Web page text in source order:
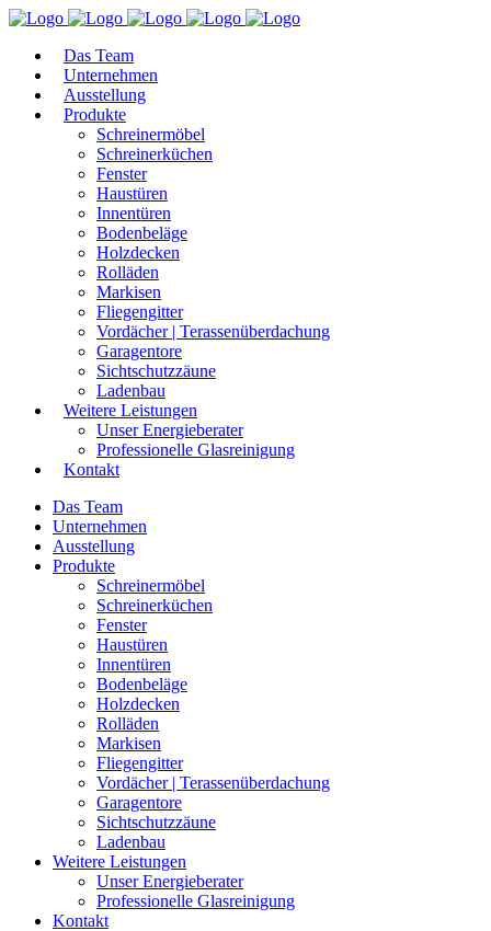
Das Team
Unternehmen
Ausstellung
Produkte
Schreinermöbel
Schreinerküchen
Fenster
Haustüren
Innentüren
Bodenbeläge
Holzdecken
Rolläden
Markisen
Fliegengitter
Vordächer | Terassenüberdachung
Garagentore
Sichtschutzzäune
Ladenbau
Weitere Leistungen
Unser Energieberater
Professionelle Glasreinigung
Kontakt
Das Team
Unternehmen
Ausstellung
Produkte
Schreinermöbel
Schreinerküchen
Fenster
Haustüren
Innentüren
Bodenbeläge
Holzdecken
Rolläden
Markisen
Fliegengitter
Vordächer | Terassenüberdachung
Garagentore
Sichtschutzzäune
Ladenbau
Weitere Leistungen
Unser Energieberater
Professionelle Glasreinigung
Kontakt